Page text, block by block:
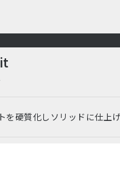
を硬質化しソリッドに仕上